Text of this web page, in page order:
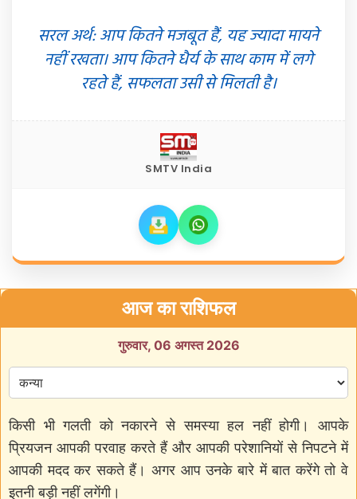
सरल अर्थ: आप कितने मजबूत हैं, यह ज्यादा मायने
नहीं रखता। आप कितने धैर्य के साथ काम में लगे
रहते हैं, सफलता उसी से मिलती है।
SMTV India
आज का राशिफल
गुरुवार, 06 अगस्त 2026
किसी भी गलती को नकारने से समस्या हल नहीं होगी। आपके
प्रियजन आपकी परवाह करते हैं और आपकी परेशानियों से निपटने में
आपकी मदद कर सकते हैं। अगर आप उनके बारे में बात करेंगे तो वे
इतनी बड़ी नहीं लगेंगी।